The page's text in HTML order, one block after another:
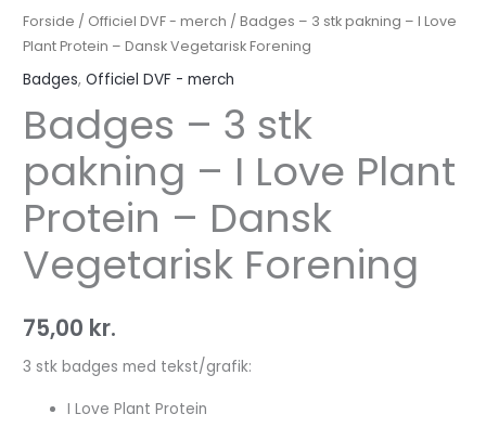
Forside / Officiel DVF - merch / Badges – 3 stk pakning – I Love
Plant Protein – Dansk Vegetarisk Forening
Badges,Officiel DVF - merch
Badges – 3 stk
pakning – I Love Plant
Protein – Dansk
Vegetarisk Forening
75,00 kr.
3 stk badges med tekst/grafik:
I Love Plant Protein